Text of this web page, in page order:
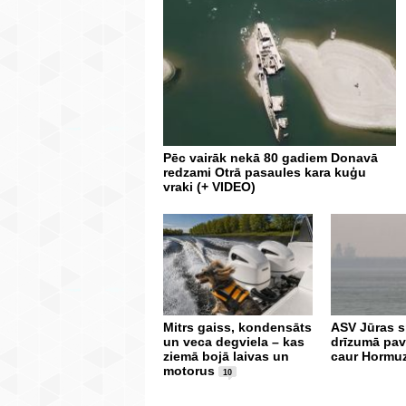
Pēc vairāk nekā 80 gadiem Donavā
redzami Otrā pasaules kara kuģu
vraki (+ VIDEO)
Mitrs gaiss, kondensāts
un veca degviela – kas
ziemā bojā laivas un
motorus
10
ASV Jūras
drīzumā
caur